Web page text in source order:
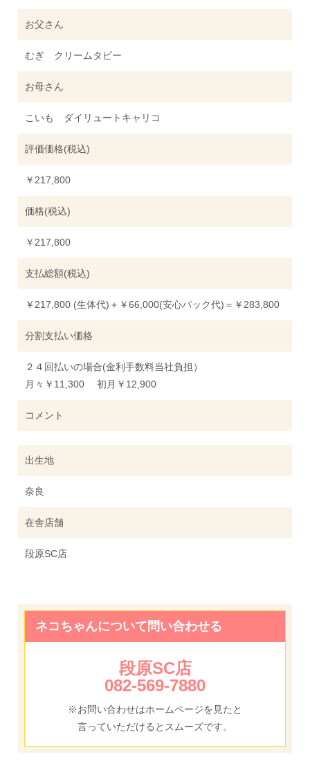
お父さん
むぎ クリームタビー
お母さん
こいも ダイリュートキャリコ
評価価格(税込)
￥217,800
価格(税込)
￥217,800
支払総額(税込)
￥217,800 (生体代)＋￥66,000(安心パック代)＝￥283,800
分割支払い価格
２４回払いの場合(金利手数料当社負担）
月々￥11,300 初月￥12,900
コメント
出生地
奈良
在舎店舗
段原SC店
ネコちゃんについて問い合わせる
段原SC店
082-569-7880
※お問い合わせはホームページを見たと
言っていただけるとスムーズです。